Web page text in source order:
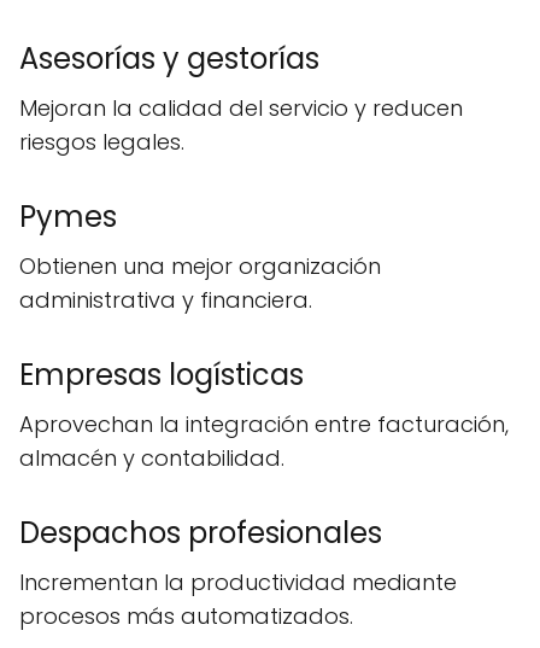
Asesorías y gestorías
Mejoran la calidad del servicio y reducen
riesgos legales.
Pymes
Obtienen una mejor organización
administrativa y financiera.
Empresas logísticas
Aprovechan la integración entre facturación,
almacén y contabilidad.
Despachos profesionales
Incrementan la productividad mediante
procesos más automatizados.